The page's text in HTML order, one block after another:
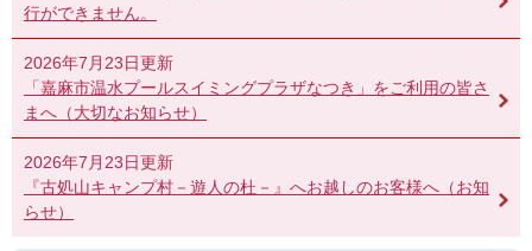
行ができません。
2026年7月23日更新
「嘉麻市温水プールスイミングプラザなつき」をご利用の皆さ
まへ（大切なお知らせ）
2026年7月23日更新
『古処山キャンプ村－遊人の杜－』へお越しのお客様へ（お知
らせ）